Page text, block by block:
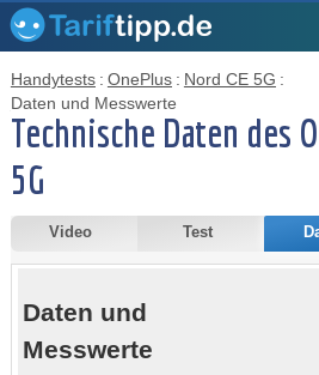
Handytests : OnePlus : Nord CE 5G :
Daten und Messwerte
Technische Daten des
5G
Video Test
Daten und
Messwerte